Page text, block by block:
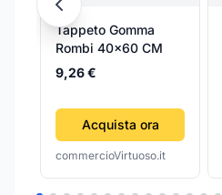
Tappeto Gomma
Rombi 40x60 CM
9,26 €
Acquista ora
commercioVirtuoso.it